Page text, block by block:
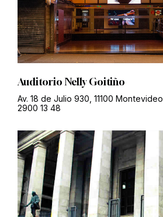
Auditorio Nelly Goitiño
Av. 18 de Julio 930, 11100 Montevideo
2900 13 48